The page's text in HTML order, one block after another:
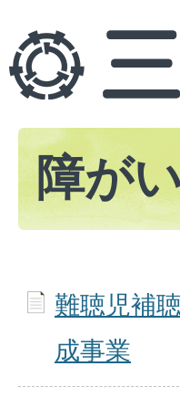
障が
難聴児補
成事業